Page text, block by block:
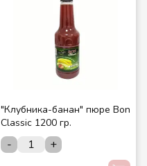
"Клубника-банан" пюре Bon
Classic 1200 гр.
-
+